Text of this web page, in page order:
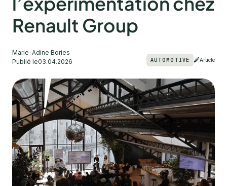
Renault Group
Marie-Adine Bories
Publié le03.04.2026 AUTOMOTIVE Article